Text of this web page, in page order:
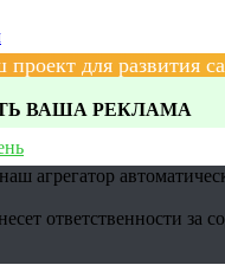
для развития
ВАША РЕКЛАМА
агрегатор
ответственности за